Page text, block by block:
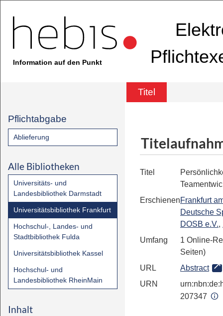
Information auf den Punkt
Titel
Pflichtabgabe
Ablieferung
Alle Bibliotheken
Universitäts- und
Landesbibliothek Darmstadt
Universitätsbibliothek Frankfurt
Hochschul-, Landes- und
Stadtbibliothek Fulda
Universitätsbibliothek Kassel
Hochschul- und
Landesbibliothek RheinMain
Inhalt
Titel
ErschienenFrankfurt
Deutsche
DOSB e.V.,
Umfang
1 Online-
Seiten)
URL
Abstract
URN
207347